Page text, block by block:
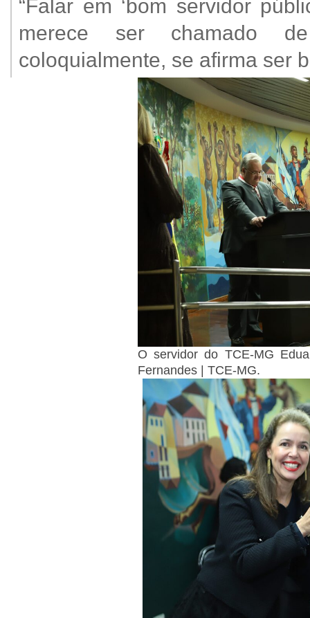
“Falar em ‘bom servidor
merece ser chamado
coloquialmente, se afirma ser
O servidor do TCE-MG
Fernandes | TCE-MG.